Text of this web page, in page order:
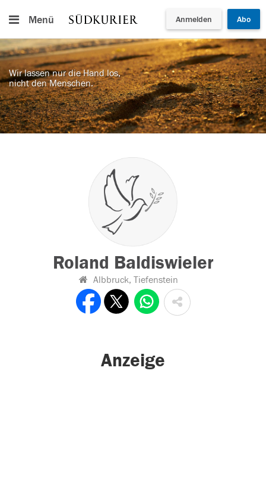
Menü Anmelden Abo
Wir lassen nur die Hand los,
nicht den Menschen.
Roland Baldiswieler
Albbruck, Tiefenstein
Anzeige